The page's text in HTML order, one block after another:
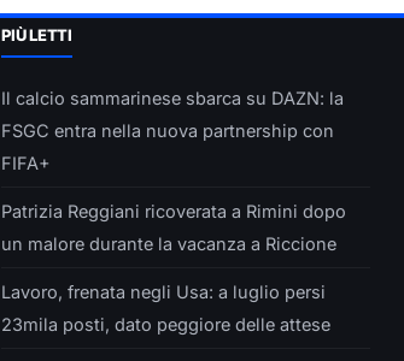
PIÙ LETTI
Il calcio sammarinese sbarca su DAZN: la
FSGC entra nella nuova partnership con
FIFA+
Patrizia Reggiani ricoverata a Rimini dopo
un malore durante la vacanza a Riccione
Lavoro, frenata negli Usa: a luglio persi
23mila posti, dato peggiore delle attese